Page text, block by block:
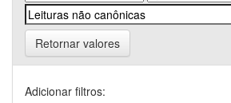
Retornar valores
Adicionar filtros: